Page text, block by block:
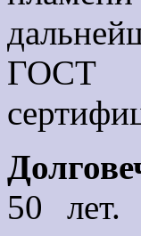
ГОСТ
50 лет.